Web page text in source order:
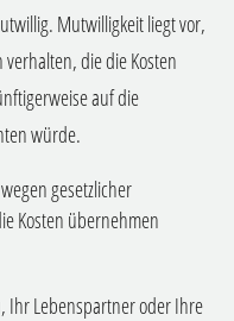
Mutwilligkeit liegt vor,
die die Kosten
auf die
würde.
gesetzlicher
Kosten übernehmen
Ihr Lebenspartner oder Ihre